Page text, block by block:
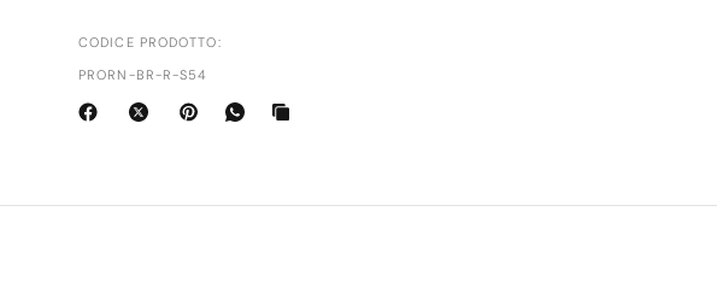
CODICE PRODOTTO:
PRORN-BR-R-S54